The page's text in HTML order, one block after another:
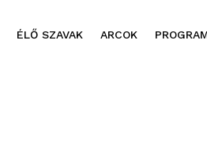
ÉLŐ SZAVAK ARCOK